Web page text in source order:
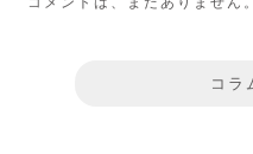
コラ